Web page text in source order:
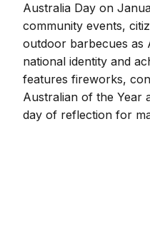
Australia Day on
community events,
outdoor barbecues as
national identity and
features fireworks,
Australian of the Year
day of reflection for